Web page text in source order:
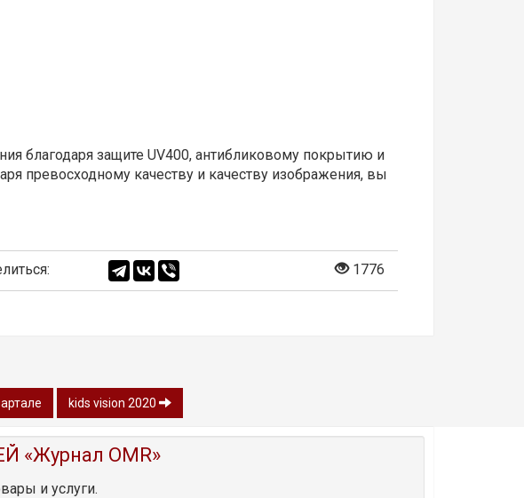
благодаря защите UV400, антибликовому покрытию и
превосходному качеству и качеству изображения, вы
1776
kids vision 2020
OMR»
и услуги.